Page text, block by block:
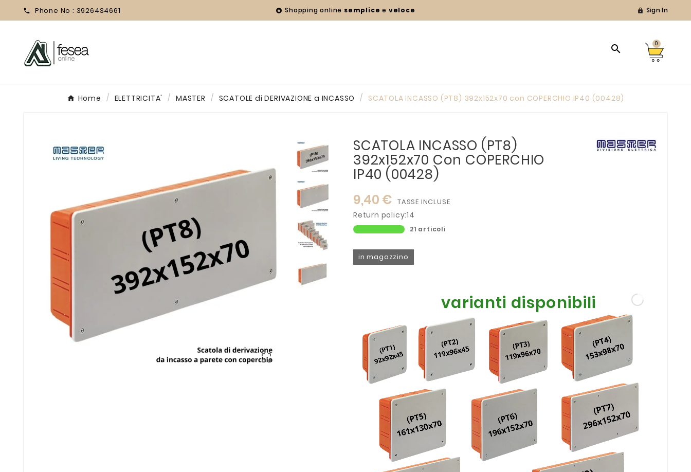
 Phone No : 3926434661  Shopping online semplice e veloce  Sign In
 0
Home ELETTRICITA' MASTER SCATOLE di DERIVAZIONE a INCASSO SCATOLA INCASSO (PT8) 392x152x70 con COPERCHIO IP40 (00428)

SCATOLA INCASSO (PT8)
392x152x70 Con COPERCHIO
IP40 (00428)
9,40 € TASSE INCLUSE
Return policy:14
21 articoli
in magazzino
varianti disponibili